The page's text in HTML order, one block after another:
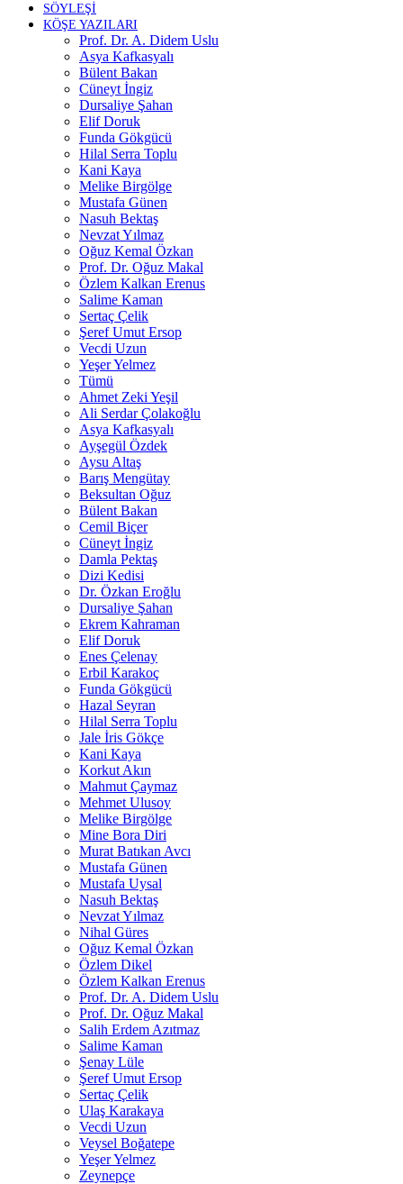
SÖYLEŞİ
KÖŞE YAZILARI
Prof. Dr. A. Didem Uslu
Asya Kafkasyalı
Bülent Bakan
Cüneyt İngiz
Dursaliye Şahan
Elif Doruk
Funda Gökgücü
Hilal Serra Toplu
Kani Kaya
Melike Birgölge
Mustafa Günen
Nasuh Bektaş
Nevzat Yılmaz
Oğuz Kemal Özkan
Prof. Dr. Oğuz Makal
Özlem Kalkan Erenus
Salime Kaman
Sertaç Çelik
Şeref Umut Ersop
Vecdi Uzun
Yeşer Yelmez
Tümü
Ahmet Zeki Yeşil
Ali Serdar Çolakoğlu
Asya Kafkasyalı
Ayşegül Özdek
Aysu Altaş
Barış Mengütay
Beksultan Oğuz
Bülent Bakan
Cemil Biçer
Cüneyt İngiz
Damla Pektaş
Dizi Kedisi
Dr. Özkan Eroğlu
Dursaliye Şahan
Ekrem Kahraman
Elif Doruk
Enes Çelenay
Erbil Karakoç
Funda Gökgücü
Hazal Seyran
Hilal Serra Toplu
Jale İris Gökçe
Kani Kaya
Korkut Akın
Mahmut Çaymaz
Mehmet Ulusoy
Melike Birgölge
Mine Bora Diri
Murat Batıkan Avcı
Mustafa Günen
Mustafa Uysal
Nasuh Bektaş
Nevzat Yılmaz
Nihal Güres
Oğuz Kemal Özkan
Özlem Dikel
Özlem Kalkan Erenus
Prof. Dr. A. Didem Uslu
Prof. Dr. Oğuz Makal
Salih Erdem Azıtmaz
Salime Kaman
Şenay Lüle
Şeref Umut Ersop
Sertaç Çelik
Ulaş Karakaya
Vecdi Uzun
Veysel Boğatepe
Yeşer Yelmez
Zeynepçe